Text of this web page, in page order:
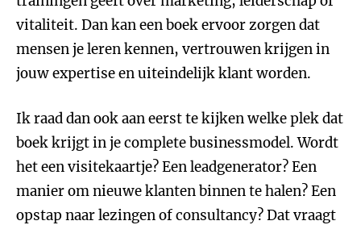
vitaliteit. Dan kan een boek ervoor zorgen dat
mensen je leren kennen, vertrouwen krijgen in
jouw expertise en uiteindelijk klant worden.
Ik raad dan ook aan eerst te kijken welke plek dat
boek krijgt in je complete businessmodel. Wordt
het een visitekaartje? Een leadgenerator? Een
manier om nieuwe klanten binnen te halen? Een
opstap naar lezingen of consultancy? Dat vraagt